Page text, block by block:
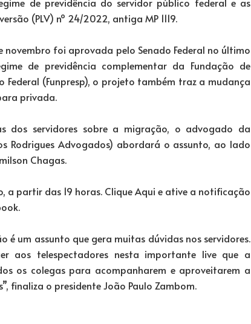
(PLV) nº 24/2022, antiga MP 1119.
foi aprovada pelo Senado Federal no último
de previdência complementar da Fundação de
Federal (Funpresp), o projeto também traz a mudança
privada.
servidores sobre a migração, o advogado da
Rodrigues Advogados) abordará o assunto, ao lado
Chagas.
a partir das 19 horas. Clique Aqui e ative a notificação
é um assunto que gera muitas dúvidas nos servidores.
aos telespectadores nesta importante live que a
os colegas para acompanharem e aproveitarem a
finaliza o presidente João Paulo Zambom.